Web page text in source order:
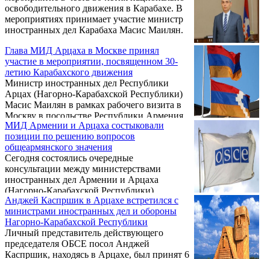
Он напомнил, что что именно
азербайджанская сторона в свое время
отказалась от участия в работе над Большим
предложение по разработке принципов
урегулирования как основы для
продолжения переговоров. Сейчас, по
словам министра иностранных ...
освободительного движения в Карабахе. В
мероприятиях принимает участие министр
иностранных дел Карабаха Масис Маилян.
Глава МИД Арцаха в Москве принял
участие в мероприятии, посвященном 30-
летию Карабахского движения
Министр иностранных дел Республики
Арцах (Нагорно-Карабахской Республики)
Масис Маилян в рамках рабочего визита в
Москву в посольстве Республики Армения
выступил с приветственным словом на
мероприятии, посвященном 30-летию
Карабахского национально-
освободительного движения.
МИД Армении и Арцаха состыковали
позиции по решению вопросов
общеармянского значения
Сегодня состоялись очередные
консультации между министерствами
иностранных дел Армении и Арцаха
(Нагорно-Карабахской Республики).
Консультации внешнеполитических
ведомств прошли в МИД НКР.
Анджей Каспршик в Арцахе встретился с
министрами иностранных дел и обороны
Нагорно-Карабахской Республики
Личный представитель действующего
председателя ОБСЕ посол Анджей
Каспршик, находясь в Арцахе, был принят 6